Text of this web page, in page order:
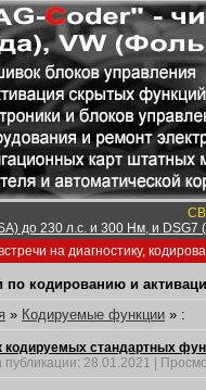
до 230 л.с. и 300 Нм, и
на диагностику,
по кодированию и
» Кодируемые функции » :
кодируемых стандартных
публикации: 28.01.2021